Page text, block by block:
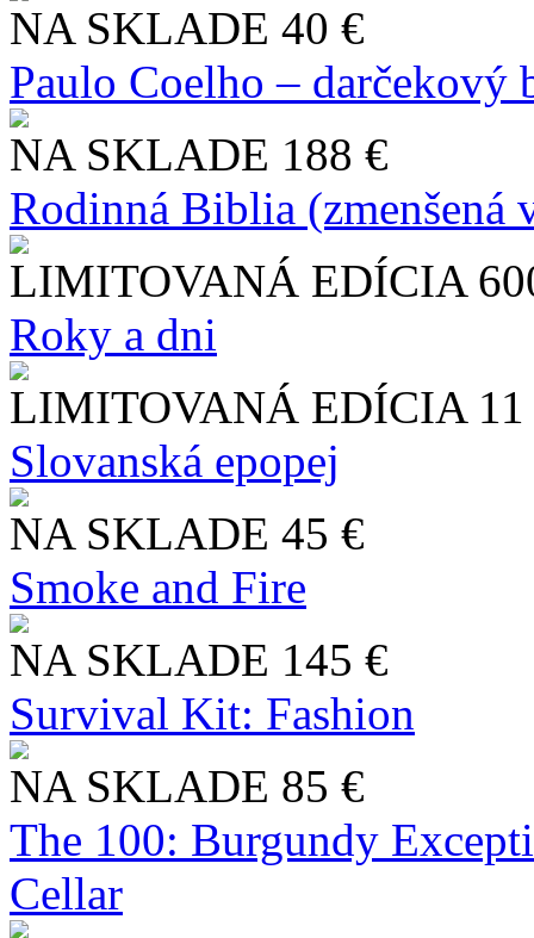
NA SKLADE 40 €
Paulo Coelho – darčekový
NA SKLADE 188 €
Rodinná Biblia (zmenšená
LIMITOVANÁ EDÍCIA
Roky a dni
LIMITOVANÁ EDÍCIA
Slo​vanská epopej
NA SKLADE 45 €
Smoke and Fire
NA SKLADE 145 €
Survival Kit: Fashion
NA SKLADE 85 €
The 100: Burgundy
Cellar